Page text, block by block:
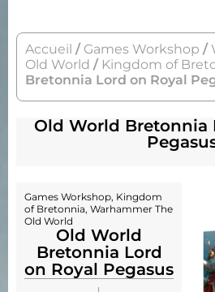
Accueil / Games Workshop /
Old World / Kingdom of
Bretonnia Lord on Royal
Old World Bretonnia
Games Workshop, Kingdom
of Bretonnia, Warhammer The
Old World
Old World
Bretonnia Lord
on Royal Pegasus